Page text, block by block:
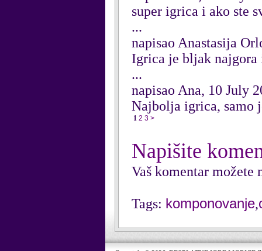
super igrica i ako ste
...
napisao Anastasija
Igrica je bljak
...
napisao Ana, 10 July
Najbolja igrica, samo
1 2 3 >
Napišite
Vaš komentar možete
Tags: komponovanje,